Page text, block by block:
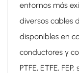
entornos más
diversos cables
disponibles en
conductores y
PTFE, ETFE,